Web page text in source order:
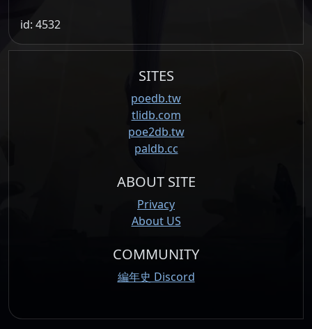
id: 4532
SITES
poedb.tw
tlidb.com
poe2db.tw
paldb.cc
ABOUT SITE
Privacy
About US
COMMUNITY
編年史 Discord